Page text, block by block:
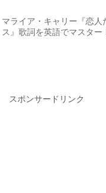
マライア・キャリー『恋人
ス』歌詞を英語でマスター
スポンサードリンク